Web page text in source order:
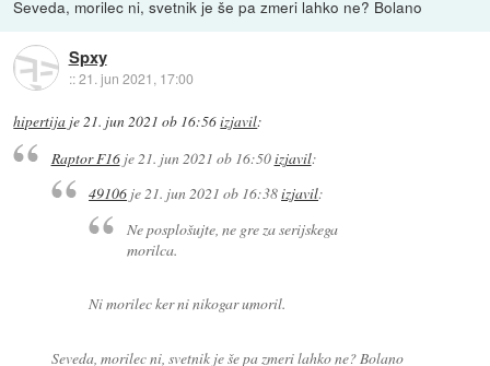
Seveda, morilec ni, svetnik je še pa zmeri lahko ne? Bolano
Spxy
::21. jun 2021, 17:00
hipertija je21. jun 2021 ob 16:56izjavil:
Raptor F16je 21. jun 2021 ob 16:50izjavil:
49106 je21. jun 2021 ob 16:38izjavil:
Ne posplošujte, ne gre za serijskega
morilca.
Ni morilec ker ni nikogar umoril.
Seveda, morilec ni, svetnik je še pa zmeri lahko ne? Bolano